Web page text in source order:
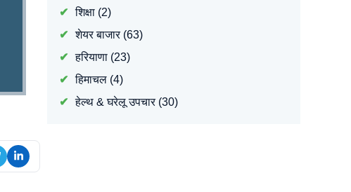
शिक्षा(2)
शेयर बाजार(63)
हरियाणा(23)
हिमाचल(4)
हेल्थ & घरेलू उपचार(30)